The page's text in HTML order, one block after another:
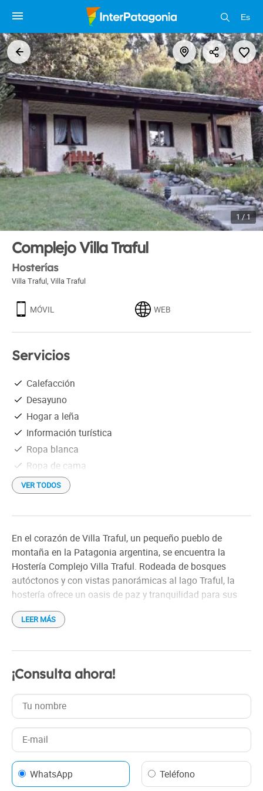
Es
1 / 1
Complejo Villa Traful
Hosterías
Villa Traful, Villa Traful
MÓVIL WEB
Servicios
Calefacción
Desayuno
Hogar a leña
Información turística
Ropa blanca
Ropa de cama
VER TODOS
En el corazón de Villa Traful, un pequeño pueblo de
montaña en la Patagonia argentina, se encuentra la
Hostería Complejo Villa Traful. Rodeada de bosques
autóctonos y con vistas panorámicas al lago Traful, la
hostería ofrece un oasis de paz y tranquilidad para sus
huéspedes.
Es un conjunto de 4 habitaciones, todas ellas con baño
privado y calefacción , con un amplio deck para ser
partícipe de los más bellos amaneceres, compartir una
hermosa tarde de verano en compañía, o ser uno con la
naturaleza.
Todos las pasajeros que se alojen en las habitaciones
tienen incluido el desayuno que consta de café c/leche, té,
chocolate, mate cocido, tostadas de pan casero, tres
clases de dulces regionales, medialunas, jugos, budines,
LEER MÁS
¡Consulta ahora!
WhatsApp Teléfono